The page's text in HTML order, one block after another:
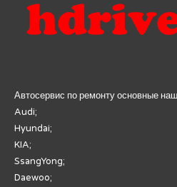
Автосервис по ремонту основные
Audi;
Hyundai;
KIA;
SsangYong;
Daewoo;